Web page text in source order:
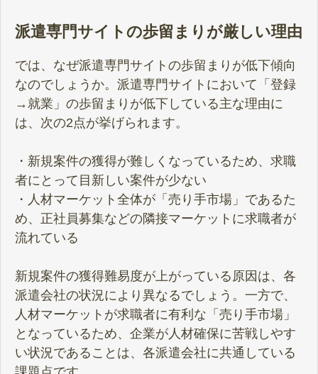
派遣専門サイトの歩留まりが厳しい理由
では、なぜ派遣専門サイトの歩留まりが低下傾向
なのでしょうか。派遣専門サイトにおいて「登録
→就業」の歩留まりが低下している主な理由に
は、次の2点が挙げられます。
・新規案件の獲得が難しくなっているため、求職
者にとって目新しい案件が少ない
・人材マーケット全体が「売り手市場」であるた
め、正社員募集などの隣接マーケットに求職者が
流れている
新規案件の獲得難易度が上がっている原因は、各
派遣会社の状況により異なるでしょう。一方で、
人材マーケットが求職者に有利な「売り手市場」
となっているため、企業が人材確保に苦戦しやす
い状況であることは、各派遣会社に共通している